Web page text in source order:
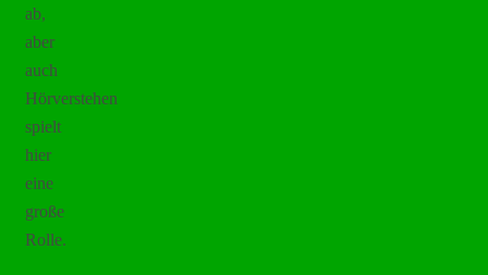
ab,
aber
auch
Hörverstehen
spielt
hier
eine
große
Rolle.